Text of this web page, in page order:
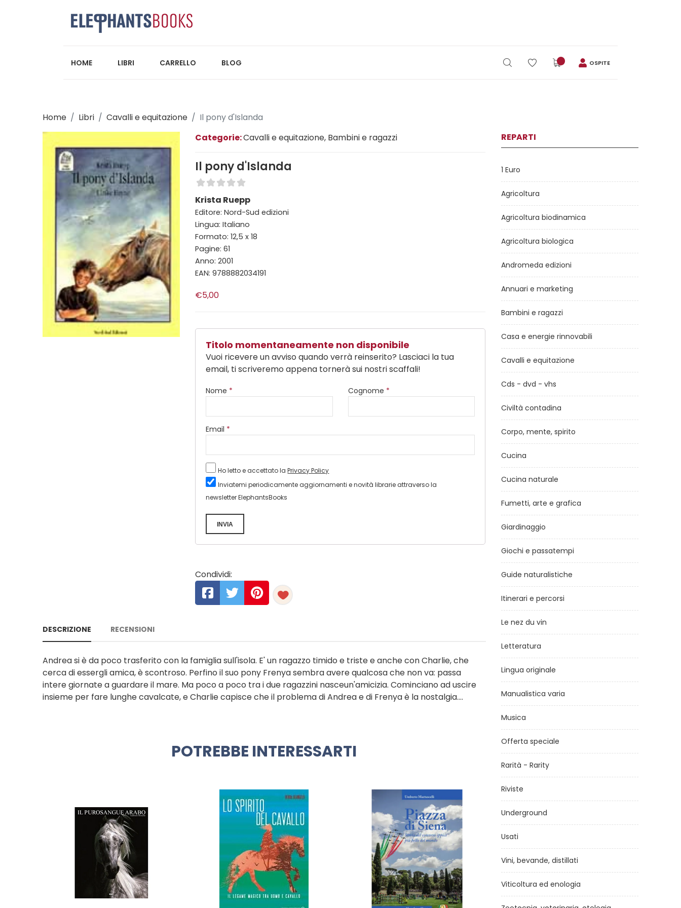
HOME LIBRI CARRELLO BLOG OSPITE
Home Libri Cavalli e equitazione
Il pony d'Islanda
Categorie:Cavalli e equitazione, Bambini e ragazzi
Il pony d'Islanda
Krista Ruepp
Editore: Nord-Sud edizioni
Lingua: Italiano
Formato: 12,5 x 18
Pagine: 61
Anno: 2001
EAN: 9788882034191
€5,00
Titolo momentaneamente non disponibile
Vuoi ricevere un avviso quando verrà reinserito? Lasciaci la tua
email, ti scriveremo appena tornerà sui nostri scaffali!
Nome * Cognome *
Email *
Ho letto e accettato laPrivacy Policy
Inviatemi periodicamente aggiornamenti e novità librarie attraverso la
newsletter ElephantsBooks
INVIA
Condividi:
DESCRIZIONE RECENSIONI
Andrea si è da poco trasferito con la famiglia sull'isola. E' un ragazzo timido e triste e anche con Charlie, che
cerca di essergli amica, è scontroso. Perfino il suo pony Frenya sembra avere qualcosa che non va: passa
intere giornate a guardare il mare. Ma poco a poco tra i due ragazzini nasceun'amicizia. Cominciano ad uscire
insieme per fare lunghe cavalcate, e Charlie capisce che il problema di Andrea e di Frenya è la nostalgia....
POTREBBE INTERESSARTI
REPARTI
1 Euro
Agricoltura
Agricoltura biodinamica
Agricoltura biologica
Andromeda edizioni
Annuari e marketing
Bambini e ragazzi
Casa e energie rinnovabili
Cavalli e equitazione
Cds - dvd - vhs
Civiltà contadina
Corpo, mente, spirito
Cucina
Cucina naturale
Fumetti, arte e grafica
Giardinaggio
Giochi e passatempi
Guide naturalistiche
Itinerari e percorsi
Le nez du vin
Letteratura
Lingua originale
Manualistica varia
Musica
Offerta speciale
Rarità - Rarity
Riviste
Underground
Usati
Vini, bevande, distillati
Viticoltura ed enologia